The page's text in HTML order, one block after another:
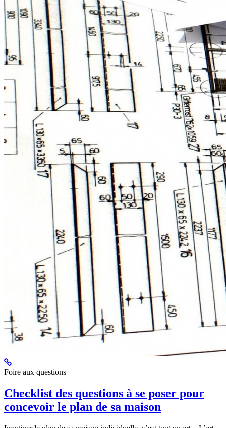
Foire aux questions
Checklist des questions à se poser pour
concevoir le plan de sa maison